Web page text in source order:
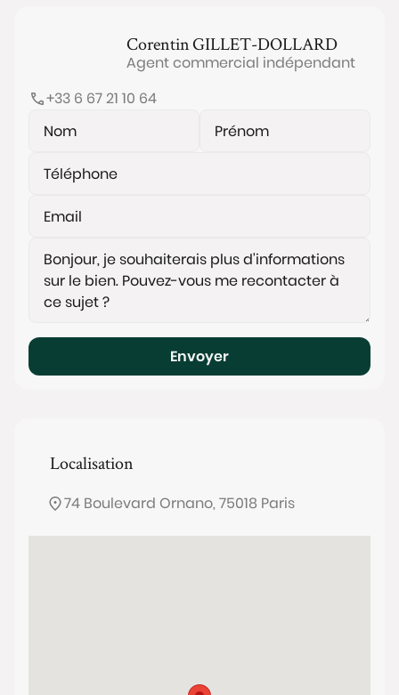
CorentinGILLET-DOLLARD
Agent commercial indépendant
+33 6 67 21 10 64
Envoyer
Localisation
74 Boulevard Ornano, 75018 Paris